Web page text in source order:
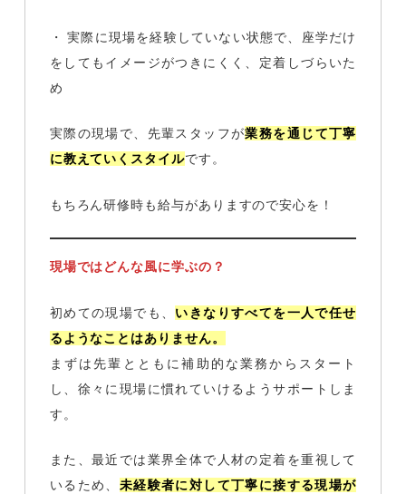
・ 実際に現場を経験していない状態で、座学だけ
をしてもイメージがつきにくく、定着しづらいた
め
実際の現場で、先輩スタッフが業務を通じて丁寧
に教えていくスタイルです。
もちろん研修時も給与がありますので安心を！
現場ではどんな風に学ぶの？
初めての現場でも、 いきなりすべてを一人で任せ
るようなことはありません。
まずは先輩とともに補助的な業務からスタート
し、徐々に現場に慣れていけるようサポートしま
す。
また、最近では業界全体で人材の定着を重視して
いるため、 未経験者に対して丁寧に接する現場が